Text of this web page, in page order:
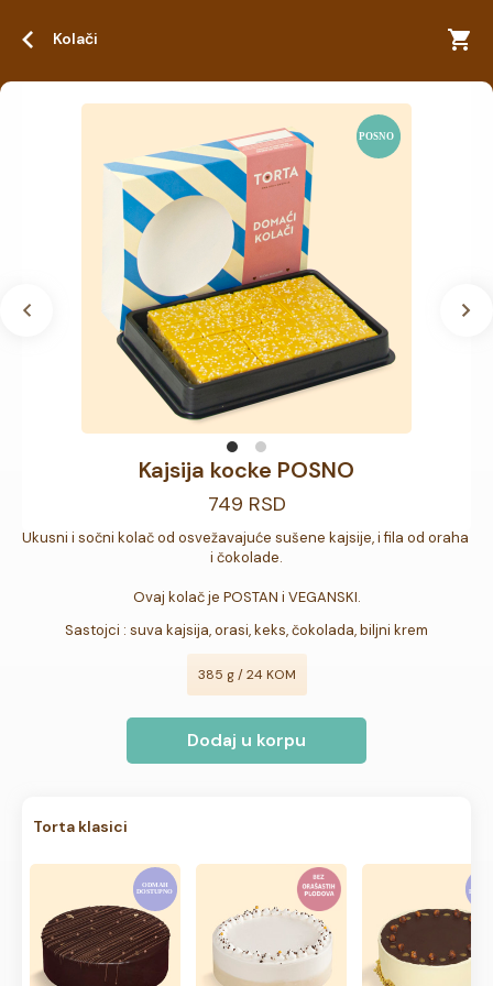
Kolači
Kajsija kocke POSNO
749 RSD
Ukusni i sočni kolač od osvežavajuće sušene kajsije, i fila od oraha
i čokolade.
Ovaj kolač je POSTAN i VEGANSKI.
Sastojci : suva kajsija, orasi, keks, čokolada, biljni krem
385 g / 24 KOM
Dodaj u korpu
Torta klasici